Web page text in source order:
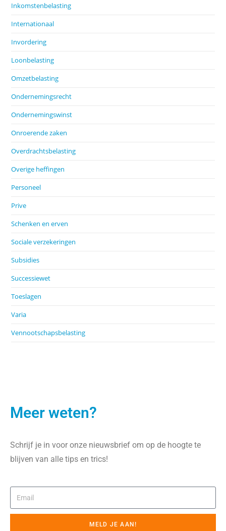
Inkomstenbelasting
Internationaal
Invordering
Loonbelasting
Omzetbelasting
Ondernemingsrecht
Ondernemingswinst
Onroerende zaken
Overdrachtsbelasting
Overige heffingen
Personeel
Prive
Schenken en erven
Sociale verzekeringen
Subsidies
Successiewet
Toeslagen
Varia
Vennootschapsbelasting
Meer weten?
Schrijf je in voor onze nieuwsbrief om op de hoogte te
blijven van alle tips en trics!
MELD JE AAN!